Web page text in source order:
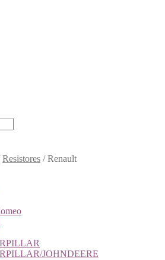
Resistores /Renault
JOHNDEERE